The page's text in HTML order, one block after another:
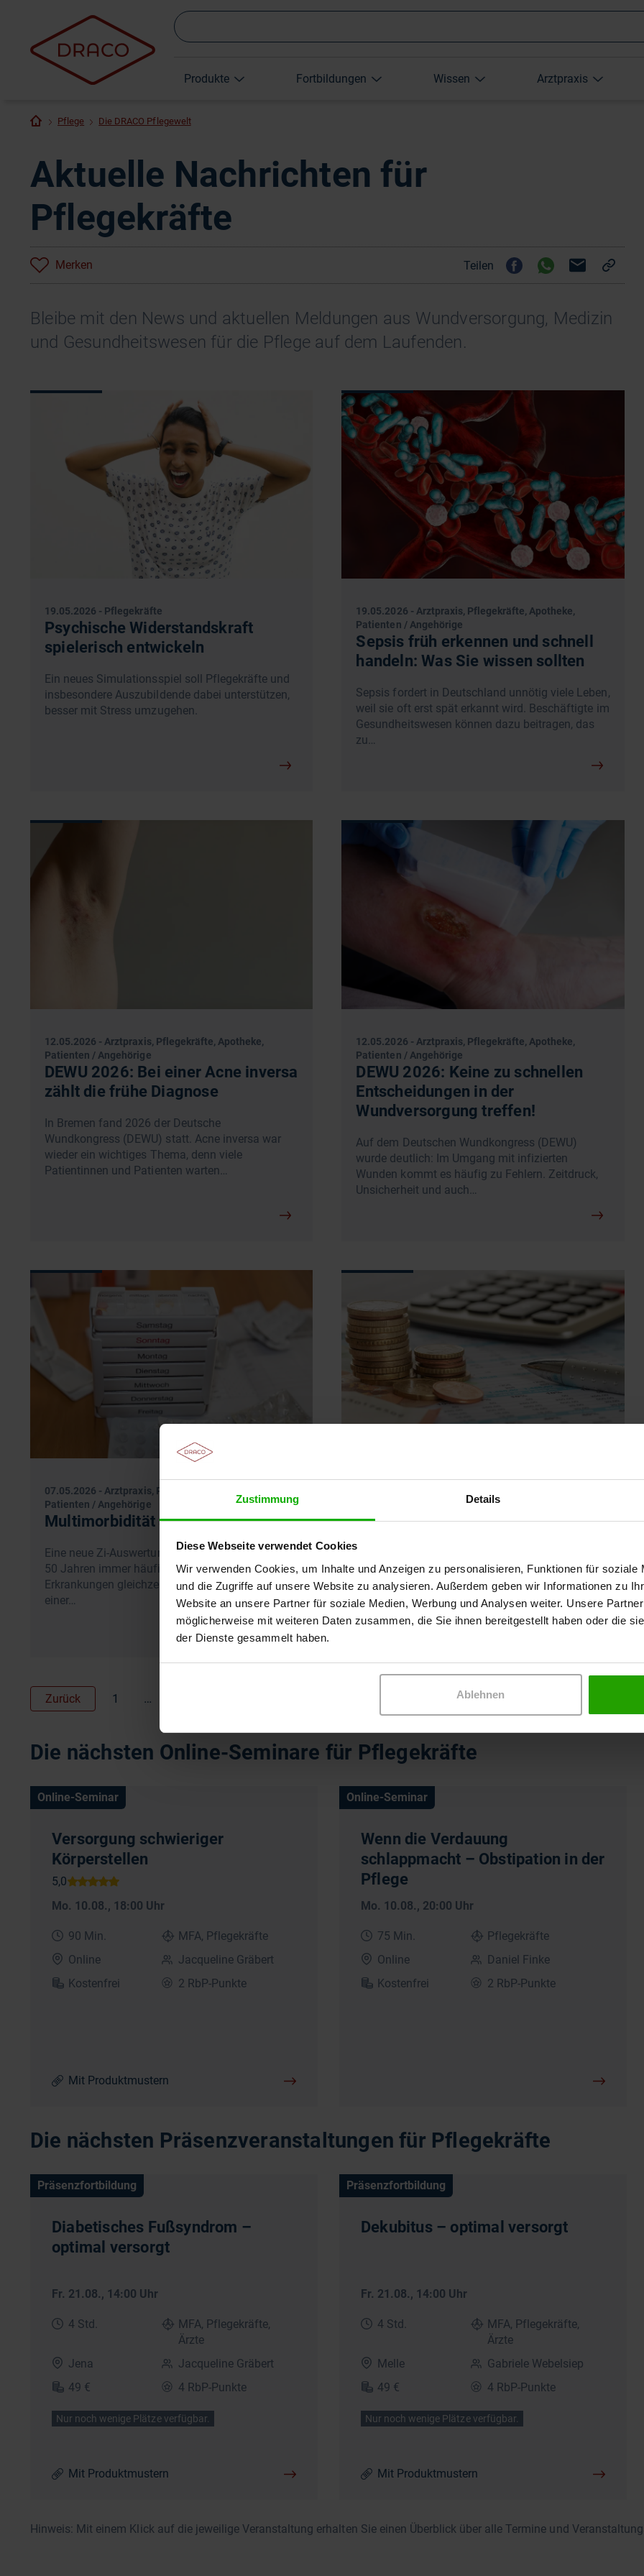
Zustimmung Details
Diese Webseite verwendet Cookies
Wir verwenden Cookies, um Inhalte und Anzeigen zu personalisieren, Funktionen für soziale
und die Zugriffe auf unsere Website zu analysieren. Außerdem geben wir Informationen zu
Website an unsere Partner für soziale Medien, Werbung und Analysen weiter. Unsere
möglicherweise mit weiteren Daten zusammen, die Sie ihnen bereitgestellt haben oder die
der Dienste gesammelt haben.
Ablehnen
Produkte Fortbildungen Wissen Arztpraxis
Pflege Die DRACO Pflegewelt
Aktuelle Nachrichten für
Pflegekräfte
Merken Teilen
Bleibe mit den News und aktuellen Meldungen aus Wundversorgung, Medizin
und Gesundheitswesen für die Pflege auf dem Laufenden.
19.05.2026 - Pflegekräfte
Psychische Widerstandskraft
spielerisch entwickeln
Ein neues Simulationsspiel soll Pflegekräfte und
insbesondere Auszubildende dabei unterstützen,
besser mit Stress umzugehen.
19.05.2026 - Arztpraxis, Pflegekräfte, Apotheke,
Patienten / Angehörige
Sepsis früh erkennen und schnell
handeln: Was Sie wissen sollten
Sepsis fordert in Deutschland unnötig viele Leben,
weil sie oft erst spät erkannt wird. Beschäftigte im
Gesundheitswesen können dazu beitragen, das
zu…
12.05.2026 - Arztpraxis, Pflegekräfte, Apotheke,
Patienten / Angehörige
DEWU 2026: Bei einer Acne inversa
zählt die frühe Diagnose
In Bremen fand 2026 der Deutsche
Wundkongress (DEWU) statt. Acne inversa war
wieder ein wichtiges Thema, denn viele
Patientinnen und Patienten warten…
12.05.2026 - Arztpraxis, Pflegekräfte, Apotheke,
Patienten / Angehörige
DEWU 2026: Keine zu schnellen
Entscheidungen in der
Wundversorgung treffen!
Auf dem Deutschen Wundkongress (DEWU)
wurde deutlich: Im Umgang mit infizierten
Wunden kommt es häufig zu Fehlern. Zeitdruck,
Unsicherheit und auch…
07.05.2026 - Arztpraxis, Pflegekräfte, Apotheke,
Patienten / Angehörige
Multimorbidität ab 50 nimmt zu
Eine neue Zi-Auswertung zeigt, dass Menschen ab
50 Jahren immer häufiger mehrere chronische
Erkrankungen gleichzeitig haben. Das führt zu
einer…
Der Kabinettsbeschluss zur Pflege:
Warum führt er zu Diskussionen?
Vergütungssteigerungen in der Pflege. Viele
Fachleute befürchten, dass sich diese Situation
auf Versorgung und…
Zurück 1 …
Die nächsten Online-Seminare für Pflegekräfte
Online-Seminar
Versorgung schwieriger
Körperstellen
Mo. 10.08., 18:00 Uhr
90 Min.
MFA, Pflegekräfte
Online
Jacqueline Gräbert
Kostenfrei
2 RbP-Punkte
Mit Produktmustern
Online-Seminar
Wenn die Verdauung
schlappmacht – Obstipation in der
Pflege
Mo. 10.08., 20:00 Uhr
75 Min.
Pflegekräfte
Online
Daniel Finke
Kostenfrei
2 RbP-Punkte
Die nächsten Präsenzveranstaltungen für Pflegekräfte
Präsenzfortbildung
Diabetisches Fußsyndrom –
optimal versorgt
Fr. 21.08., 14:00 Uhr
4 Std.
MFA, Pflegekräfte,
Ärzte
Jena
Jacqueline Gräbert
49 €
4 RbP-Punkte
Nur noch wenige Plätze verfügbar.
Mit Produktmustern
Präsenzfortbildung
Dekubitus – optimal versorgt
Fr. 21.08., 14:00 Uhr
4 Std.
MFA, Pflegekräfte,
Ärzte
Melle
Gabriele Webelsiep
49 €
4 RbP-Punkte
Nur noch wenige Plätze verfügbar.
Mit Produktmustern
Hinweis: Mit einem Klick auf die jeweilige Veranstaltung erhalten Sie einen Überblick über alle Termine und
Wonach